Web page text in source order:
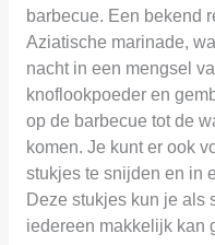
barbecue. Een bekend
Aziatische marinade,
nacht in een mengsel
knoflookpoeder en
op de barbecue tot de
komen. Je kunt er ook
stukjes te snijden en in
Deze stukjes kun je als
iedereen makkelijk kan